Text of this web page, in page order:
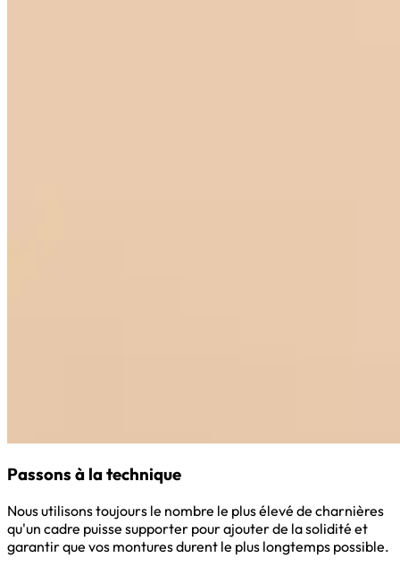
Passons à la technique
Nous utilisons toujours le nombre le plus élevé de charnières
qu'un cadre puisse supporter pour ajouter de la solidité et
garantir que vos montures durent le plus longtemps possible.